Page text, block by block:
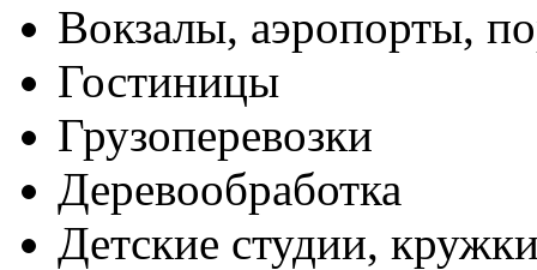
Вокзалы, аэропорты,
Гостиницы
Грузоперевозки
Деревообработка
Детские студии,